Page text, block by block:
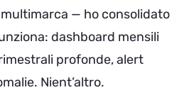
— ho consolidato
dashboard mensili
profonde, alert
Nient’altro.